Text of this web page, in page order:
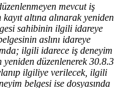
mevcut iş
altına alınarak yeniden
sahibinin ilgili idareye
aslını idareye
ilgili idarece iş deneyim
düzenlenerek 30.8.3
ilgiliye verilecek, ilgili
belgesi ise dosyasında